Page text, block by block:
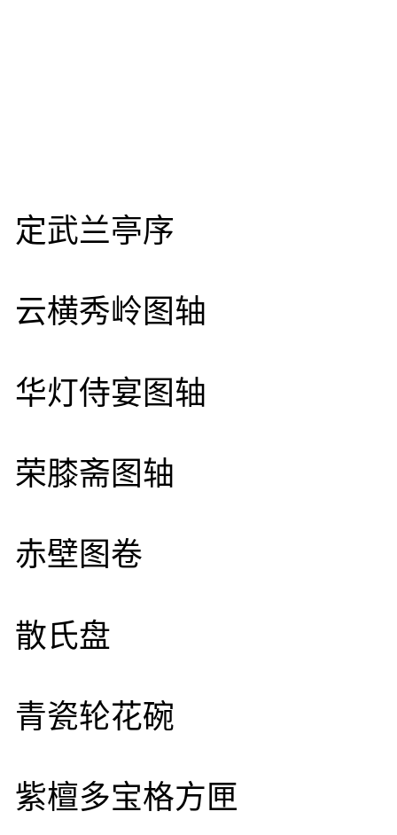
定武兰亭序
云横秀岭图轴
华灯侍宴图轴
荣膝斋图轴
赤壁图卷
散氏盘
青瓷轮花碗
紫檀多宝格方匣